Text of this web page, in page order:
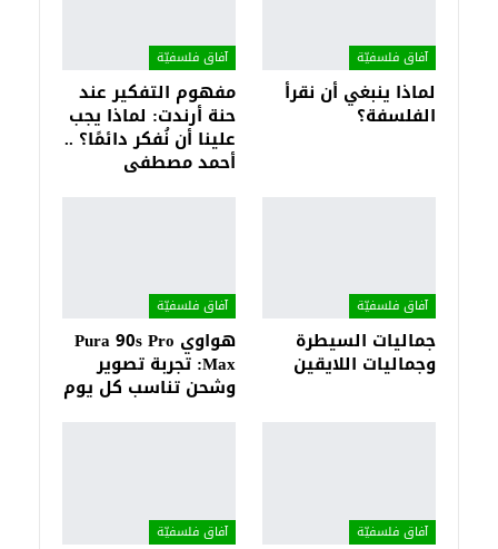
آفاق فلسفيّة‎
لماذا ينبغي أن نقرأ
الفلسفة؟
آفاق فلسفيّة‎
مفهوم التفكير عند
حنة أرندت: لماذا يجب
علينا أن نُفكر دائمًا؟ ..
أحمد مصطفى
آفاق فلسفيّة‎
جماليات السيطرة
وجماليات اللايقين
آفاق فلسفيّة‎
هواوي Pura 90s Pro
Max: تجربة تصوير
وشحن تناسب كل يوم
آفاق فلسفيّة‎ آفاق فلسفيّة‎